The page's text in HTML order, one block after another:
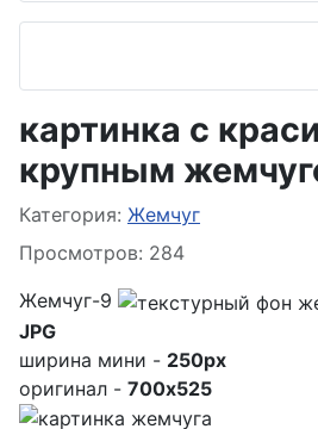
картинка с
крупным
Информация о материале
Категория: Жемчуг
Просмотров: 284
Жемчуг-9
JPG
ширина мини - 250px
оригинал - 700x525